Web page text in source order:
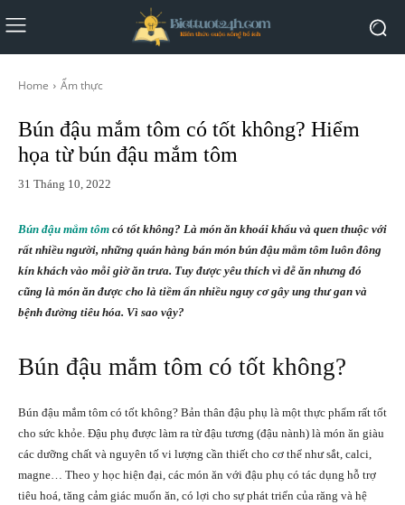
Home Ẩm thực
Bún đậu mắm tôm có tốt không? Hiểm
họa từ bún đậu mắm tôm
31 Tháng 10, 2022
Bún đậu mắm tôm có tốt không? Là món ăn khoái khẩu và quen thuộc với
rất nhiều người, những quán hàng bán món bún đậu mắm tôm luôn đông
kín khách vào mỗi giờ ăn trưa. Tuy được yêu thích vì dễ ăn nhưng đó
cũng là món ăn được cho là tiềm ẩn nhiều nguy cơ gây ung thư gan và
bệnh đường tiêu hóa. Vì sao vậy?
Bún đậu mắm tôm có tốt không?
Bún đậu mắm tôm có tốt không? Bản thân đậu phụ là một thực phẩm rất tốt
cho sức khỏe. Đậu phụ được làm ra từ đậu tương (đậu nành) là món ăn giàu
các dưỡng chất và nguyên tố vi lượng cần thiết cho cơ thể như sắt, calci,
magne… Theo y học hiện đại, các món ăn với đậu phụ có tác dụng hỗ trợ
tiêu hoá, tăng cảm giác muốn ăn, có lợi cho sự phát triển của răng và hệ